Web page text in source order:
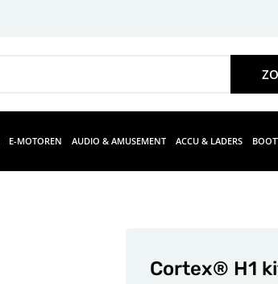
E-MOTOREN AUDIO & AMUSEMENT ACCU & LADERS
Cortex® H1